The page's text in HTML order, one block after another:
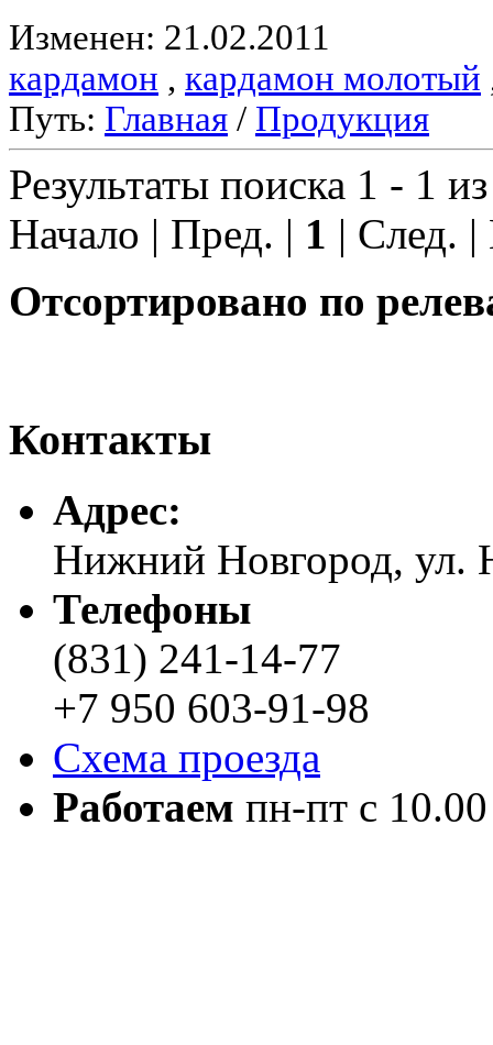
Изменен: 21.02.2011
кардамон , кардамон молотый
Путь: Главная / Продукция
Результаты поиска 1 - 1
Начало | Пред. | 1 | След.
Отсортировано по
Контакты
Адреc:
Нижний Новгород, ул.
Телефоны
(831) 241-14-77
+7 950 603-91-98
Схема проезда
Работаем пн-пт с